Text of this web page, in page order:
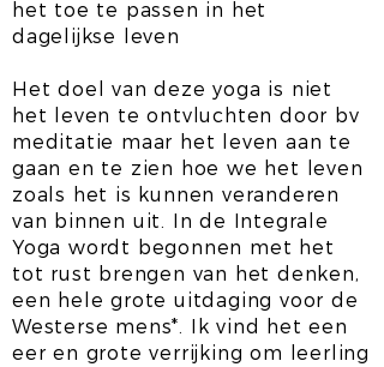
het toe te passen in het
dagelijkse leven
Het doel van deze yoga is niet
het leven te ontvluchten door bv
meditatie maar het leven aan te
gaan en te zien hoe we het leven
zoals het is kunnen veranderen
van binnen uit. In de Integrale
Yoga wordt begonnen met het
tot rust brengen van het denken,
een hele grote uitdaging voor de
Westerse mens*. Ik vind het een
eer en grote verrijking om leerling